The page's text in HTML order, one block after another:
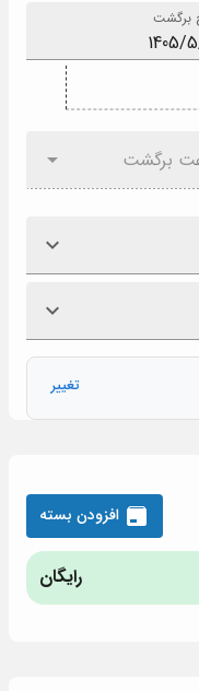
برگشت
برگشت
تغییر
رایگان